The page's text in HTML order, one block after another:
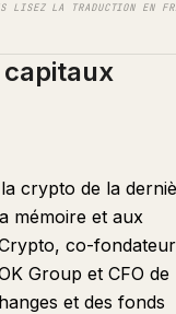
LISEZ LA TRADUCTION EN
capitaux
crypto de la
mémoire et aux
co-
Group et CFO de
et des fonds